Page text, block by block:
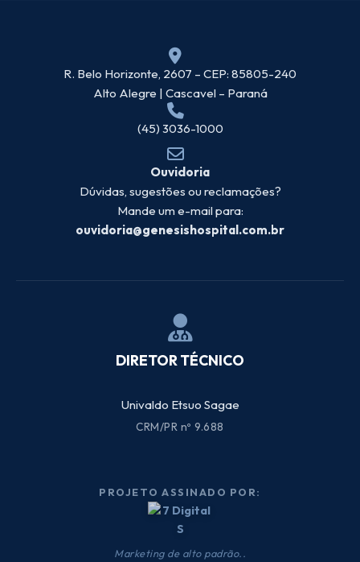
R. Belo Horizonte, 2607 – CEP: 85805-240
Alto Alegre | Cascavel – Paraná
(45) 3036-1000
Ouvidoria
Dúvidas, sugestões ou reclamações?
Mande um e-mail para:
ouvidoria@genesishospital.com.br
DIRETOR TÉCNICO
Univaldo Etsuo Sagae
CRM/PR nº 9.688
PROJETO ASSINADO POR:
Marketing de alto padrão..